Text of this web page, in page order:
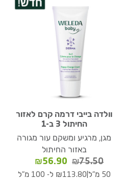
וולדה בייבי דרמה קרם לאזור
החיתול 3 ב-1
מגן, מרגיע ומשקם עור מגורה
באזור החיתול
₪75.50
המחיר
המקורי
₪56.90
המחיר
הנוכחי
50 מ"ל ₪113.80 ל- 100 מ"ל